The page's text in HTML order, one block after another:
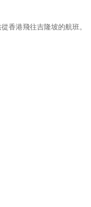
港飛往吉隆坡的航班。